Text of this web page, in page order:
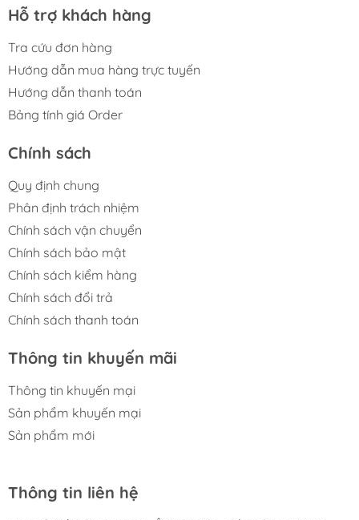
Hỗ trợ khách hàng
Tra cứu đơn hàng
Hướng dẫn mua hàng trực tuyến
Hướng dẫn thanh toán
Bảng tính giá Order
Chính sách
Quy định chung
Phân định trách nhiệm
Chính sách vận chuyển
Chính sách bảo mật
Chính sách kiểm hàng
Chính sách đổi trả
Chính sách thanh toán
Thông tin khuyến mãi
Thông tin khuyến mại
Sản phẩm khuyến mại
Sản phẩm mới
Thông tin liên hệ